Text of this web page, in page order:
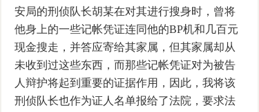
安局的刑侦队长胡某在对其进行搜身时，曾将
他身上的一些记帐凭证连同他的BP机和几百元
现金搜走，并答应寄给其家属，但其家属却从
未收到过这些东西，而那些记帐凭证对为被告
人辩护将起到重要的证据作用，因此，我将该
刑侦队长也作为证人名单报给了法院，要求法